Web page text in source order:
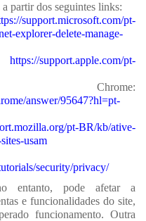
partir dos seguintes links:
support.microsoft.com/pt-
explorer-delete-manage-
https://support.apple.com/pt-
answer/95647?hl=pt-
pt-BR/kb/ative-
usam
security/privacy/
entanto, pode afetar a
e funcionalidades do site,
funcionamento. Outra